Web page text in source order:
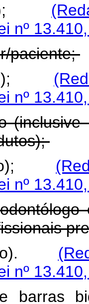
nº
paciente;
nº
nº
nº
barras